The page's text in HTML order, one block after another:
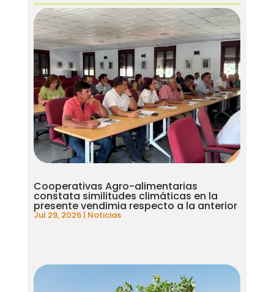
Cooperativas Agro-alimentarias
constata similitudes climáticas en la
presente vendimia respecto a la anterior
Jul 29, 2026| Noticias